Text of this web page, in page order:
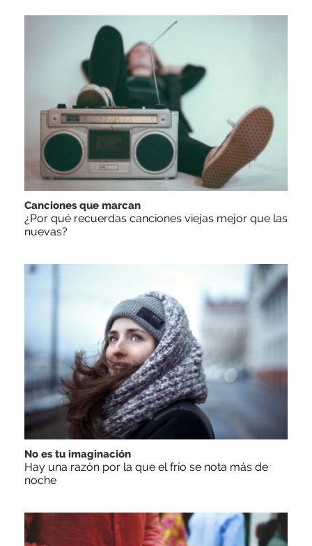
Canciones que marcan
¿Por qué recuerdas canciones viejas mejor que las
nuevas?
No es tu imaginación
Hay una razón por la que el frío se nota más de
noche